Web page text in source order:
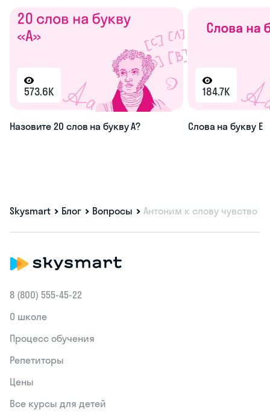
573.6K
Назовите 20 слов на букву А?
184.7K
Слова на букву Е
Skysmart Блог Вопросы Антоним к слову чувство
8 (800) 555‑45-22
О школе
Процесс обучения
Репетиторы
Цены
Все курсы для детей